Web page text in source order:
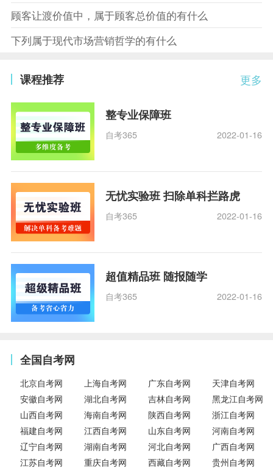
顾客让渡价值中，属于顾客总价值的有什么
下列属于现代市场营销哲学的有什么
更多
课程推荐
整专业保障班
自考365 2022-01-16
无忧实验班 扫除单科拦路虎
自考365 2022-01-16
超值精品班 随报随学
自考365 2022-01-16
全国自考网
北京自考网 上海自考网 广东自考网
天津自考网
安徽自考网
湖北自考网 吉林自考网
黑龙江自考网
山西自考网
海南自考网 陕西自考网
浙江自考网
福建自考网
江西自考网 山东自考网
河南自考网
辽宁自考网
湖南自考网 河北自考网
广西自考网
江苏自考网
重庆自考网 西藏自考网
贵州自考网